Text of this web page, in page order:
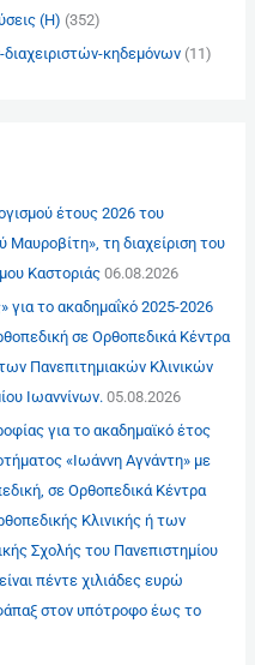
(Η) (352)
κηδεμόνων(11)
έτους 2026 του
τη διαχείριση του
Καστοριάς 06.08.2026
για το ακαδημαΐκό 2025-2026
σε Ορθοπεδικά Κέντρα
Πανεπιτημιακών Κλινικών
Ιωαννίνων. 05.08.2026
για το ακαδημαϊκό έτος
«Ιωάννη Αγνάντη» με
σε Ορθοπεδικά Κέντρα
Κλινικής ή των
Σχολής του Πανεπιστημίου
πέντε χιλιάδες ευρώ
στον υπότροφο έως το